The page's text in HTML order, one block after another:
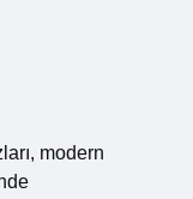
modern